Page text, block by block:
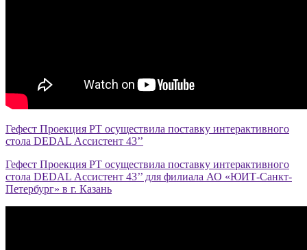
Гефест Проекция РТ осуществила поставку интерактивного
стола DEDAL Ассистент 43’’
Гефест Проекция РТ осуществила поставку интерактивного
стола DEDAL Ассистент 43’’ для филиала АО «ЮИТ-Санкт-
Петербург» в г. Казань